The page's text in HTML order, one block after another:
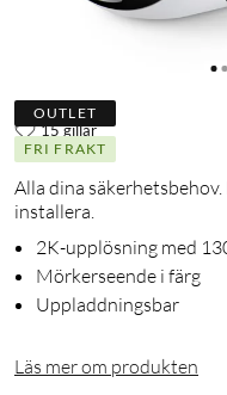
OUTLET
FRI FRAKT
15 gillar
Alla dina
installera.
2K-upplösning med
Mörkerseende i färg
Uppladdningsbar
Läs mer om produkten